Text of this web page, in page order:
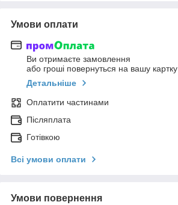
Умови оплати
Ви отримаєте замовлення
або гроші повернуться на вашу картку
Детальніше
Оплатити частинами
Післяплата
Готівкою
Всі умови оплати
Умови повернення